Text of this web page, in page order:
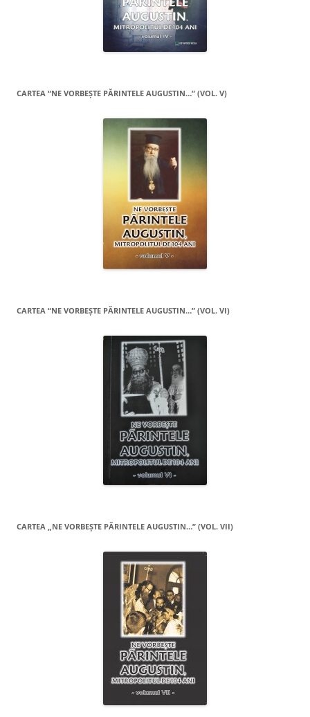
CARTEA “NE VORBEŞTE PĂRINTELE AUGUSTIN…” (VOL. V)
CARTEA “NE VORBEŞTE PĂRINTELE AUGUSTIN…” (VOL. VI)
CARTEA „NE VORBEŞTE PĂRINTELE AUGUSTIN…” (VOL. VII)